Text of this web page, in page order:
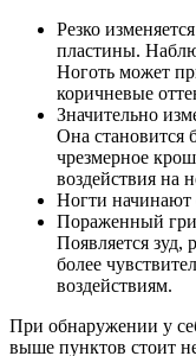
Резко
пластины.
Ноготь может
коричневые
Значительно
Она становится
чрезмерное
воздействия на
Ногти начинают
Пораженный
Появляется зуд,
более
воздействиям.
При обнаружении у
выше пунктов стоит